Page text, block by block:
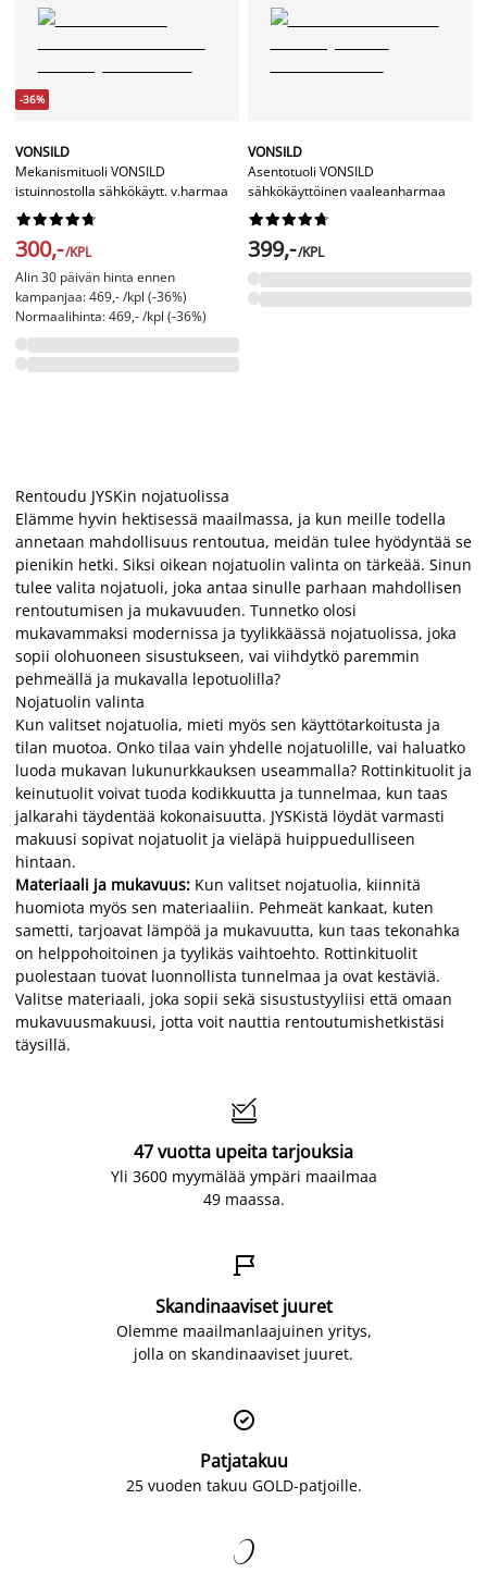
-36%
VONSILD
Mekanismituoli VONSILD
istuinnostolla sähkökäytt. v.harmaa






300,-/KPL
Alin 30 päivän hinta ennen
kampanjaa: 469,- /kpl (-36%)
Normaalihinta: 469,- /kpl (-36%)
VONSILD
Asentotuoli VONSILD
sähkökäyttöinen vaaleanharmaa






399,-/KPL
Rentoudu JYSKin nojatuolissa
Elämme hyvin hektisessä maailmassa, ja kun meille todella
annetaan mahdollisuus rentoutua, meidän tulee hyödyntää se
pienikin hetki. Siksi oikean nojatuolin valinta on tärkeää. Sinun
tulee valita nojatuoli, joka antaa sinulle parhaan mahdollisen
rentoutumisen ja mukavuuden. Tunnetko olosi
mukavammaksi modernissa ja tyylikkäässä nojatuolissa, joka
sopii olohuoneen sisustukseen, vai viihdytkö paremmin
pehmeällä ja mukavalla lepotuolilla?
Nojatuolin valinta
Kun valitset nojatuolia, mieti myös sen käyttötarkoitusta ja
tilan muotoa. Onko tilaa vain yhdelle nojatuolille, vai haluatko
luoda mukavan lukunurkkauksen useammalla? Rottinkituolit ja
keinutuolit voivat tuoda kodikkuutta ja tunnelmaa, kun taas
jalkarahi täydentää kokonaisuutta. JYSKistä löydät varmasti
makuusi sopivat nojatuolit ja vieläpä huippuedulliseen
hintaan.
Materiaali ja mukavuus: Kun valitset nojatuolia, kiinnitä
huomiota myös sen materiaaliin. Pehmeät kankaat, kuten
sametti, tarjoavat lämpöä ja mukavuutta, kun taas tekonahka
on helppohoitoinen ja tyylikäs vaihtoehto. Rottinkituolit
puolestaan tuovat luonnollista tunnelmaa ja ovat kestäviä.
Valitse materiaali, joka sopii sekä sisustustyyliisi että omaan
mukavuusmakuusi, jotta voit nauttia rentoutumishetkistäsi
täysillä.

47 vuotta upeita tarjouksia
Yli 3600 myymälää ympäri maailmaa
49 maassa.

Skandinaaviset juuret
Olemme maailmanlaajuinen yritys,
jolla on skandinaaviset juuret.

Patjatakuu
25 vuoden takuu GOLD-patjoille.
